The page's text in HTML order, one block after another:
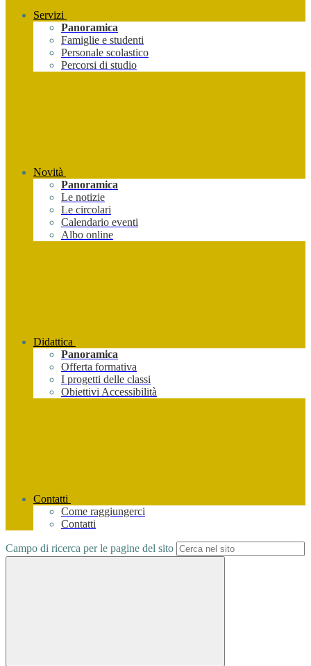
Servizi
Panoramica
Famiglie e studenti
Personale scolastico
Percorsi di studio
Novità
Panoramica
Le notizie
Le circolari
Calendario eventi
Albo online
Didattica
Panoramica
Offerta formativa
I progetti delle classi
Obiettivi Accessibilità
Contatti
Come raggiungerci
Contatti
Campo di ricerca per le pagine del sito